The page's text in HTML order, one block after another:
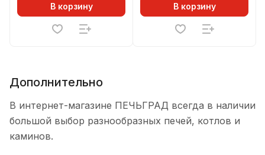
В корзину В корзину
Дополнительно
В интернет-магазине ПЕЧЬГРАД всегда в наличии
большой выбор разнообразных печей, котлов и
каминов.